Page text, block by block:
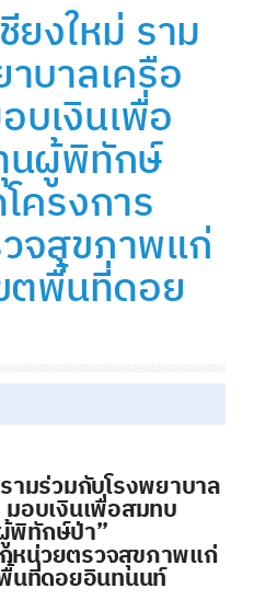
ยงใหม่ ราม
บาลเครือ
บเงินเพื่อ
นผู้พิทักษ์
ครงการ
จสุขภาพแก่
ตพื้นที่ดอย
ามร่วมกับโรงพยาบาล
อบเงินเพื่อสมทบ
พิทักษ์ป่า”
หน่วยตรวจสุขภาพแก่
นที่ดอยอินทนนท์